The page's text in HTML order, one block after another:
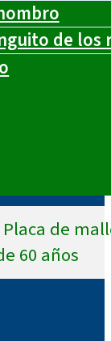
de los
Placa de
60 años